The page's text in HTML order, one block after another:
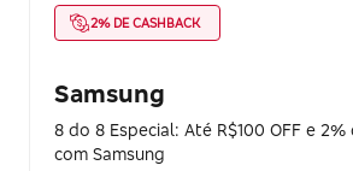
2% DE CASHBACK
Samsung
8 do 8 Especial: Até R$100 OFF e 2%
com Samsung